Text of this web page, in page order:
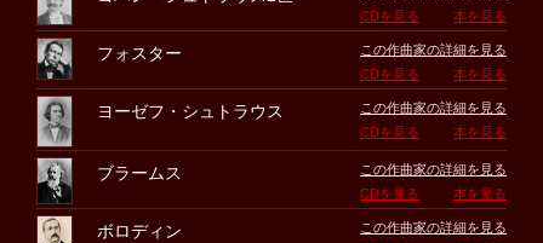
CDを見る
本を見る
フォスター
この作曲家の詳細を見る
CDを見る
本を見る
ヨーゼフ・シュトラウス
この作曲家の詳細を見る
CDを見る
本を見る
ブラームス
この作曲家の詳細を見る
CDを見る
本を見る
ボロディン
この作曲家の詳細を見る